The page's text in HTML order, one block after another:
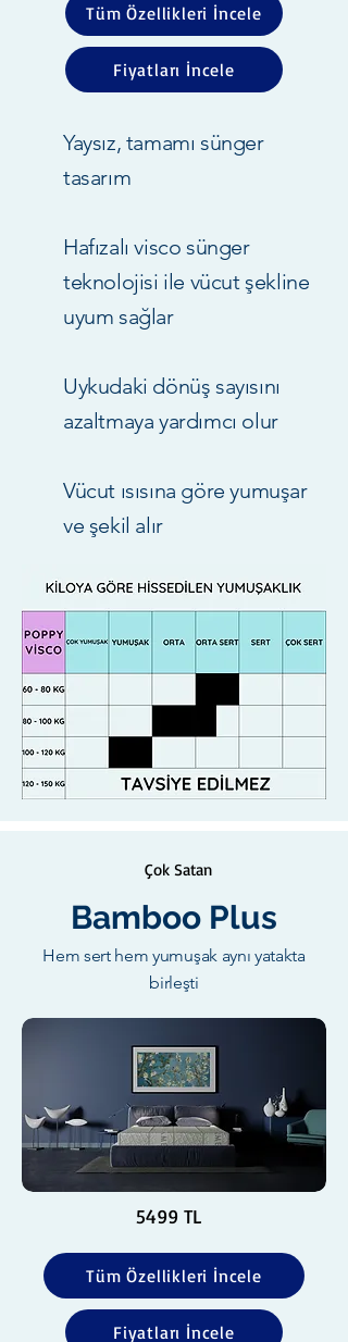
Tüm Özellikleri İncele
Fiyatları İncele
Yaysız, tamamı sünger
tasarım
Hafızalı visco sünger
teknolojisi ile vücut şekline
uyum sağlar
Uykudaki dönüş sayısını
azaltmaya yardımcı olur
Vücut ısısına göre yumuşar
ve şekil alır​
Çok Satan
Bamboo Plus
Hem sert hem yumuşak aynı yatakta
birleşti
5499 TL
Tüm Özellikleri İncele
Fiyatları İncele